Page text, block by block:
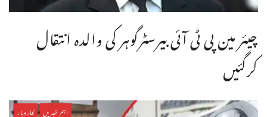
چیئر مین پی ٹی آئی بیرسٹرگوہر کی والدہ انتقال
کرگئیں
اہم خبریں کاروبار